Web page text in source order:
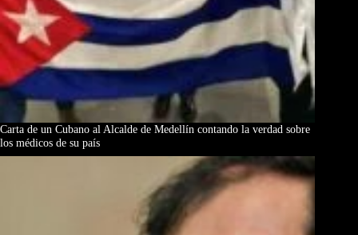
Carta de un Cubano al Alcalde de Medellín contando la verdad sobre
los médicos de su país